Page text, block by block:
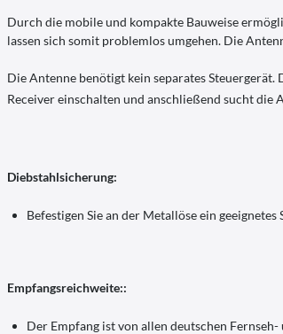
Durch die mobile und kompakte Bauweise
lassen sich somit problemlos umgehen. Die
Die Antenne benötigt kein separates
Receiver einschalten und anschließend sucht
Diebstahlsicherung:
Befestigen Sie an der Metallöse ein
Empfangsreichweite::
Der Empfang ist von allen deutschen